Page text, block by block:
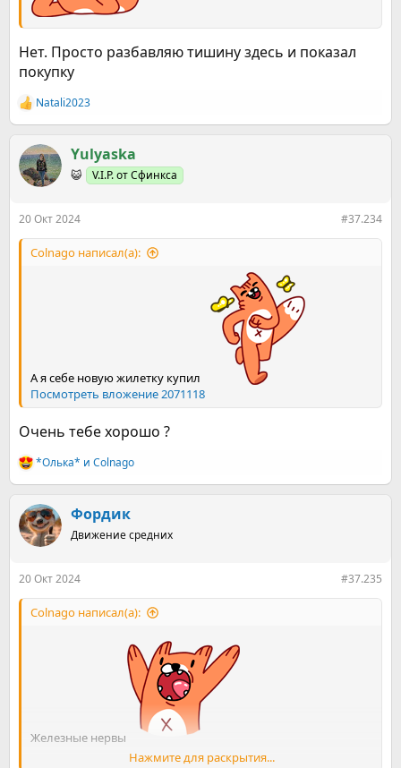
Нет. Просто разбавляю тишину здесь и показал
покупку
Р
е
к
ц
и
Natali2023
Yulyaska
😺 V.I.P. от Сфинкса
20 Окт 2024 #37.234
Colnago написал(а):
А я себе новую жилетку купил
Посмотреть вложение 2071118
Очень тебе хорошо ?
Р
е
к
ц
и
*Олька* и Colnago
Фордик
Движение средних
20 Окт 2024 #37.235
Colnago написал(а):
Железные нервы
Нажмите для раскрытия...